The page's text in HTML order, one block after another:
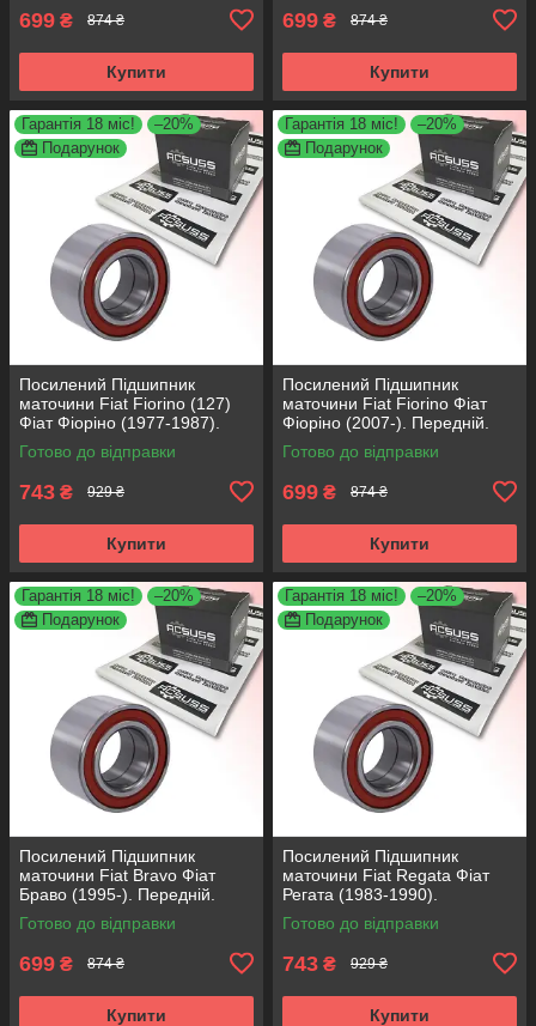
699 ₴ 874 ₴
Купити
699 ₴ 874 ₴
Купити
Гарантія 18 міс!
–20%
Подарунок
Посилений Підшипник
маточини Fiat Fiorino (127)
Фіат Фіоріно (1977-1987).
Передній. АКСУСС Корея!
VKBA1410 , R182.60 ,
Готово до відправки
743 ₴ 929 ₴
Купити
Гарантія 18 міс!
–20%
Подарунок
Посилений Підшипник
маточини Fiat Fiorino Фіат
Фіоріно (2007-). Передній.
АКСУСС Корея! VKBA3538 ,
R158.44 , 713690750
Готово до відправки
699 ₴ 874 ₴
Купити
Гарантія 18 міс!
–20%
Подарунок
Посилений Підшипник
маточини Fiat Bravo Фіат
Браво (1995-). Передній.
АКСУСС Корея! VKBA3538 ,
R158.44 , 713690750
Готово до відправки
699 ₴ 874 ₴
Купити
Гарантія 18 міс!
–20%
Подарунок
Посилений Підшипник
маточини Fiat Regata Фіат
Регата (1983-1990).
Передній. АКСУСС Корея!
VKBA1410 , R182.60 ,
Готово до відправки
743 ₴ 929 ₴
Купити